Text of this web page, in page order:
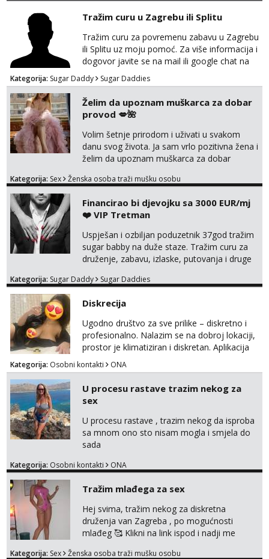
Tel:064/677-677- Kod: #142
Mira
Čekam tvoj poziv!
Tel: 064/677-677 - Kod: #72
tel:0,93€ - mob:1,12€ min
Liliana
Razgovaram :)
- Kod: #69
tel:0,93€ - mob:1,12€ min
Obavijesti me kada se oslobodi
Maja
Tel:064/677-677- Kod: #04
Kristina
Razgovaram :)
Učiteljica iz predgrađa traži...
tel:0,93€ - mob:1,12€ min
Alisa
Čekam tvoj poziv!
Tel:064/677-677- Kod: #106
Vanesa
Tel:064/677-677 - Kod: #74
tel:0,93€ - mob:1,12€ min
Žana
064/677-677- Kod: #135
tel:0,93€ - mob:1,12€ min
Obavijesti me kada se oslobodi
Anita
Čekam tvoj poziv!
Tražim curu u Zagrebu ili Splitu
Tražim curu za povremenu zabavu u Zagrebu
ili Splitu uz moju pomoć. Za više informacija i
dogovor javite se na mail ili google chat na
oneofakind999111@gmail.com
Kategorija: Sugar Daddy Sugar Daddies
Želim da upoznam muškarca za dobar
provod 💋🌺
Volim šetnje prirodom i uživati u svakom
danu svog života. Ja sam vrlo pozitivna žena i
želim da upoznam muškarca za dobar
na link ispod i nadji me tamo, cekam te!
Kategorija: Sex Ženska osoba traži mušku osobu
Financirao bi djevojku sa 3000 EUR/mj
❤️ VIP Tretman
Uspješan i ozbiljan poduzetnik 37god tražim
sugar babby na duže staze. Tražim curu za
druženje, zabavu, izlaske, putovanja i druge
otvorena, komunikativna, zgodna i atraktivna
markodalic37@gmail.com
Kategorija: Sugar Daddy Sugar Daddies
Diskrecija
Ugodno društvo za sve prilike – diskretno i
profesionalno. Nalazim se na dobroj lokaciji,
prostor je klimatiziran i diskretan. Aplikacija
what sapp 0957660399.
Kategorija: Osobni kontakti ONA
U procesu rastave trazim nekog za
sex
U procesu rastave , trazim nekog da isproba
sa mnom ono sto nisam mogla i smjela do
sada
Kategorija: Osobni kontakti ONA
Tražim mlađega za sex
Hej svima, tražim nekog za diskretna
druženja van Zagreba , po mogućnosti
mlađeg 🥰 Klikni na link ispod i nadji me
Kategorija: Sex Ženska osoba traži mušku osobu